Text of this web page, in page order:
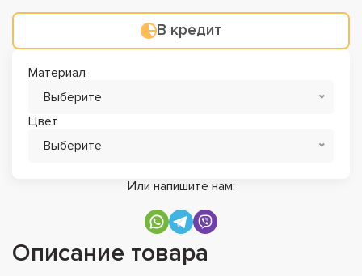
В кредит
Материал
Выберите
Цвет
Выберите
Или напишите нам:
Описание товара